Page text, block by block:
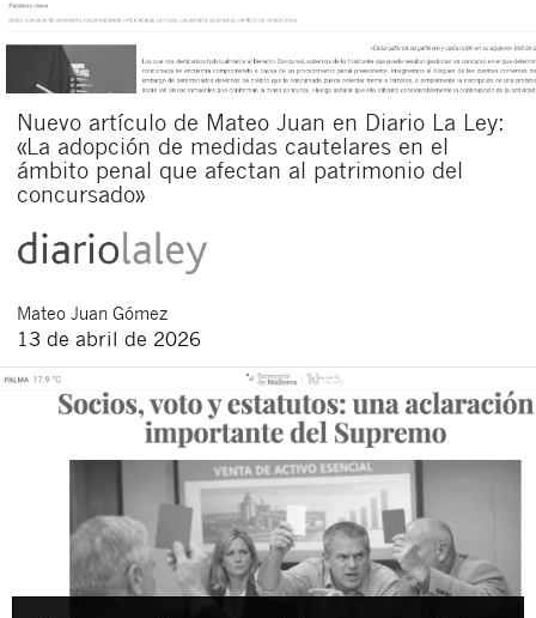
Nuevo artículo de Mateo Juan en Diario La Ley:
«La adopción de medidas cautelares en el
ámbito penal que afectan al patrimonio del
concursado»
Mateo Juan Gómez
13 de abril de 2026